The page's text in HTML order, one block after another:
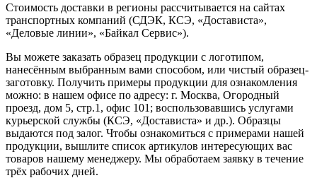
Стоимость доставки в регионы рассчитывается на сайтах
транспортных компаний (СДЭК, КСЭ, «Достависта»,
«Деловые линии», «Байкал Сервис»).
Вы можете заказать образец продукции с логотипом,
нанесённым выбранным вами способом, или чистый образец-
заготовку. Получить примеры продукции для ознакомления
можно: в нашем офисе по адресу: г. Москва, Огородный
проезд, дом 5, стр.1, офис 101; воспользовавшись услугами
курьерской службы (КСЭ, «Достависта» и др.). Образцы
выдаются под залог. Чтобы ознакомиться с примерами нашей
продукции, вышлите список артикулов интересующих вас
товаров нашему менеджеру. Мы обработаем заявку в течение
трёх рабочих дней.